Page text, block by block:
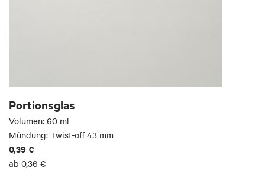
Portionsglas
Volumen: 60 ml
Mündung: Twist-off 43 mm
0,39 €
ab 0,36 €